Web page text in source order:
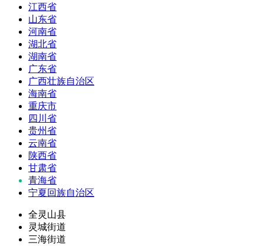
江西省
山东省
河南省
湖北省
湖南省
广东省
广西壮族自治区
海南省
重庆市
四川省
贵州省
云南省
陕西省
甘肃省
青海省
宁夏回族自治区
全灵山县
灵城街道
三海街道